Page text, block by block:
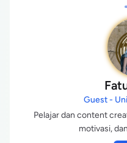
Guest -
Pelajar dan content
motivasi,